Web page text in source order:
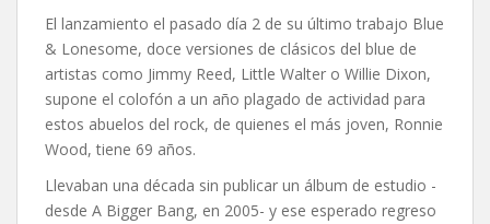
El lanzamiento el pasado día 2 de su último trabajo Blue
& Lonesome, doce versiones de clásicos del blue de
artistas como Jimmy Reed, Little Walter o Willie Dixon,
supone el colofón a un año plagado de actividad para
estos abuelos del rock, de quienes el más joven, Ronnie
Wood, tiene 69 años.
Llevaban una década sin publicar un álbum de estudio -
desde A Bigger Bang, en 2005- y ese esperado regreso